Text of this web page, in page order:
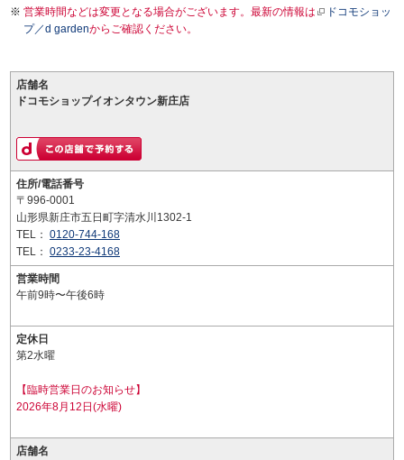
営業時間などは変更となる場合がございます。最新の情報は
ドコモショッ
プ／d gardenからご確認ください。
店舗名
ドコモショップイオンタウン新庄店
住所/電話番号
〒996-0001
山形県新庄市五日町字清水川1302-1
TEL： 0120-744-168
TEL： 0233-23-4168
営業時間
午前9時〜午後6時
定休日
第2水曜
【臨時営業日のお知らせ】
2026年8月12日(水曜)
店舗名